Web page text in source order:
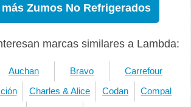
más Zumos No Refrigerados
marcas similares a Lambda:
Auchan Bravo Carrefour
Charles & Alice Codan Compal